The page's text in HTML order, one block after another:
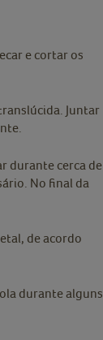
e cortar os
Juntar
durante cerca de
No final da
de acordo
durante alguns